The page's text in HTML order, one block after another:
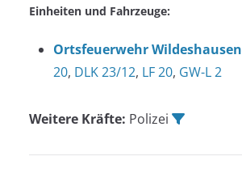
Einheiten und Fahrzeuge:
Ortsfeuerwehr Wildeshausen
20, DLK 23/12, LF 20, GW-L 2
Weitere Kräfte: Polizei